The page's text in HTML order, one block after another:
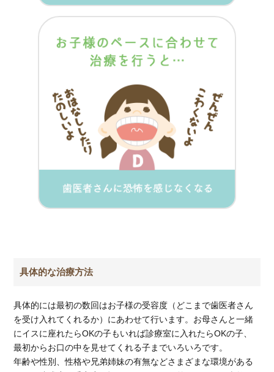
具体的な治療方法
具体的には最初の数回はお子様の受容度（どこまで歯医者さん
を受け入れてくれるか）にあわせて行います。お母さんと一緒
にイスに座れたらOKの子もいれば診療室に入れたらOKの子、
最初からお口の中を見せてくれる子までいろいろです。
年齢や性別、性格や兄弟姉妹の有無などさまざまな環境がある